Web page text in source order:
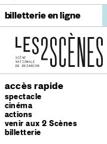
billetterie en ligne
accès rapide
spectacle
cinéma
actions
venir aux 2 Scènes
billetterie